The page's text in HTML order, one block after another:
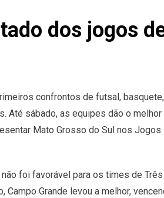
dos jogos
confrontos de futsal,
Até sábado, as equipes dão o
Mato Grosso do Sul nos
foi favorável para os times de
Campo Grande levou a melhor,